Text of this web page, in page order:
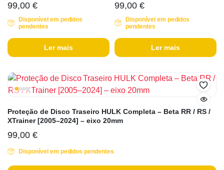
99,00 €
Disponível em pedidos
pendentes
Ler mais
99,00 €
Disponível em pedidos
pendentes
Ler mais
Proteção de Disco Traseiro HULK Completa – Beta RR / RS /
XTrainer [2005–2024] – eixo 20mm
99,00 €
Disponível em pedidos pendentes